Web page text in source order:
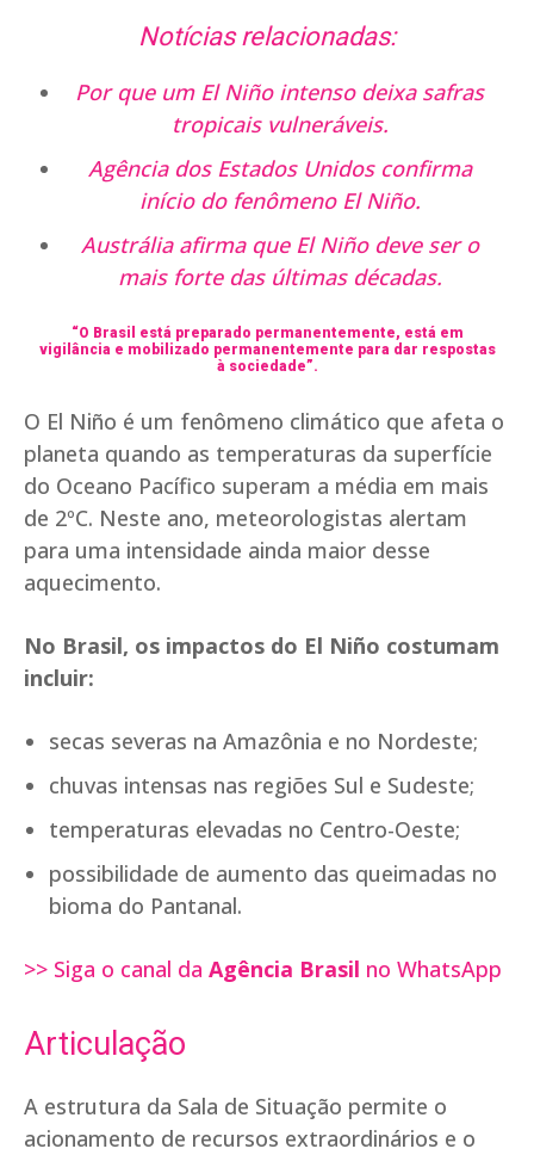
Notícias relacionadas:
Por que um El Niño intenso deixa safras
tropicais vulneráveis.
Agência dos Estados Unidos confirma
início do fenômeno El Niño.
Austrália afirma que El Niño deve ser o
mais forte das últimas décadas.
“O Brasil está preparado permanentemente, está em
vigilância e mobilizado permanentemente para dar respostas
à sociedade”.
O El Niño é um fenômeno climático que afeta o
planeta quando as temperaturas da superfície
do Oceano Pacífico superam a média em mais
de 2ºC. Neste ano, meteorologistas alertam
para uma intensidade ainda maior desse
aquecimento.
No Brasil, os impactos do El Niño costumam
incluir:
secas severas na Amazônia e no Nordeste;
chuvas intensas nas regiões Sul e Sudeste;
temperaturas elevadas no Centro-Oeste;
possibilidade de aumento das queimadas no
bioma do Pantanal.
>> Siga o canal da Agência Brasil no WhatsApp
Articulação
A estrutura da Sala de Situação permite o
acionamento de recursos extraordinários e o